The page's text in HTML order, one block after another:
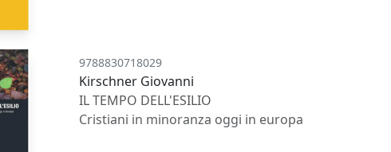
9788830718029
Kirschner Giovanni
IL TEMPO DELL'ESILIO
Cristiani in minoranza oggi in europa